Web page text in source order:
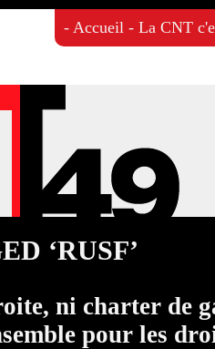
Accueil La CNT
‘RUSF’
ni charter de
pour les